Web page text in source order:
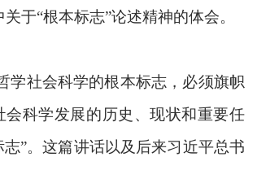
于“根本标志”论述精神的体会。
学社会科学的根本标志，必须旗帜
科学发展的历史、现状和重要任
”。这篇讲话以及后来习近平总书